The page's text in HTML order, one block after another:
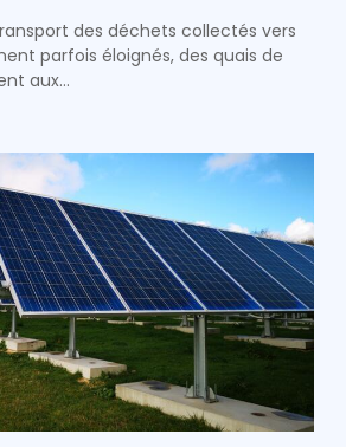
des déchets collectés vers
parfois éloignés, des quais de
aux…